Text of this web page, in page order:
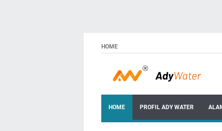
HOME
HOME PROFIL ADY WATER